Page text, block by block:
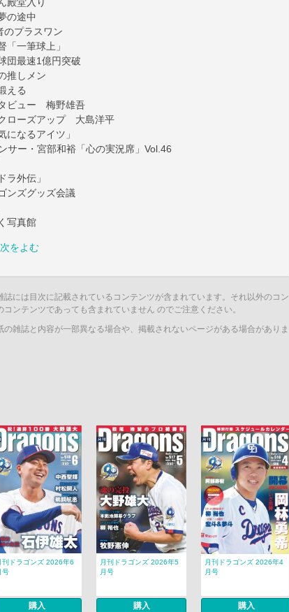
の途中
のプラスワン
「一筆球上」
最速1億円突破
推しメン
える
ビュー 梅野雄吾
ローズアップ 大島洋平
になるアイツ」
サー・宮部和裕「心の実況席」Vol.46
ラ外伝」
ンズグッズ会議
写真館
をよむ
には目次に記載されているコンテンツが含まれています。それ以外のコン
コンテンツであっても含まれていません のでご注意ください。
雑誌と内容が一部異なる場合や、掲載されないページがある場合がありま
刊ドラゴンズ 2026年6
号
購入
月刊ドラゴンズ 2026年5
月号
購入
月刊ドラゴンズ 2026年4
月号
購入